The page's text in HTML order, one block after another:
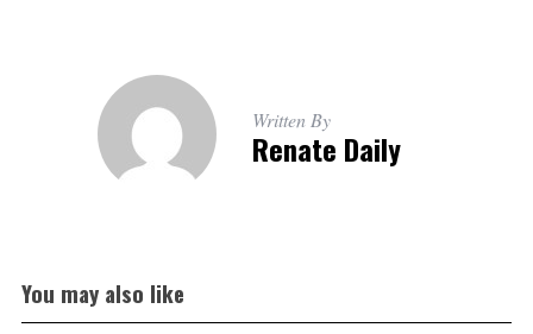
Written By
Renate Daily
You may also like